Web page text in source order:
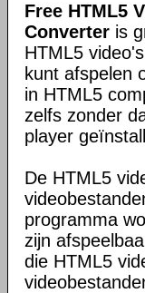
Free HTML5
Converter is
HTML5
kunt afspelen
in HTML5
zelfs zonder
player
De HTML5
programma
zijn
die HTML5